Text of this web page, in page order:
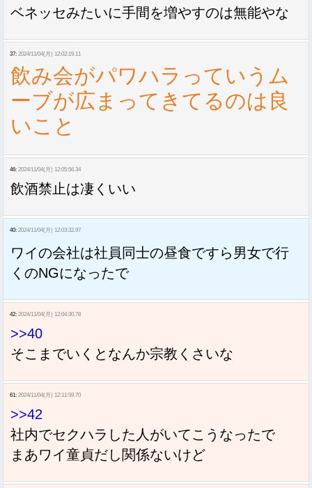
ベネッセみたいに手間を増やすのは無能やな
37: 2024/11/04(月) 12:02:19.11
飲み会がパワハラっていうム
ーブが広まってきてるのは良
いこと
46: 2024/11/04(月) 12:05:56.34
飲酒禁止は凄くいい
40: 2024/11/04(月) 12:03:32.97
ワイの会社は社員同士の昼食ですら男女で行
くのNGになったで
42: 2024/11/04(月) 12:04:30.78
>>40
そこまでいくとなんか宗教くさいな
61: 2024/11/04(月) 12:11:59.70
>>42
社内でセクハラした人がいてこうなったで
まあワイ童貞だし関係ないけど